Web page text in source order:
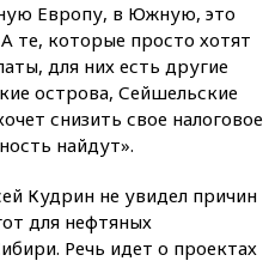
Европу, в Южную, это
те, которые просто хотят
для них есть другие
острова, Сейшельские
снизить свое налоговое
найдут».
Кудрин не увидел причин
для нефтяных
Речь идет о проектах